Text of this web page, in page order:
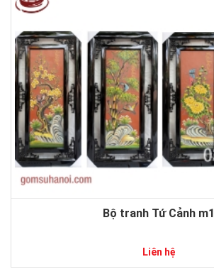
Bộ tranh Tứ Cảnh m1
Liên hệ